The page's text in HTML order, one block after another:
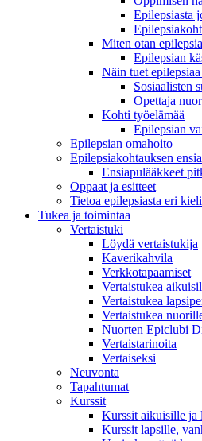
Epilepsiasta
Miten otan
Epilepsian
Näin tuet
Sosiaalisten
Opettaja
Kohti työelämää
Epilepsian
Epilepsian omahoito
Epilepsiakohtauksen
Ensiapulääkkeet
Oppaat ja esitteet
Tietoa epilepsiasta eri
Tukea ja toimintaa
Vertaistuki
Löydä vertaistukija
Kaverikahvila
Verkkotapaamiset
Vertaistukea
Vertaistukea
Vertaistukea
Nuorten Epiclubi
Vertaistarinoita
Vertaiseksi
Neuvonta
Tapahtumat
Kurssit
Kurssit aikuisille ja
Kurssit lapsille,